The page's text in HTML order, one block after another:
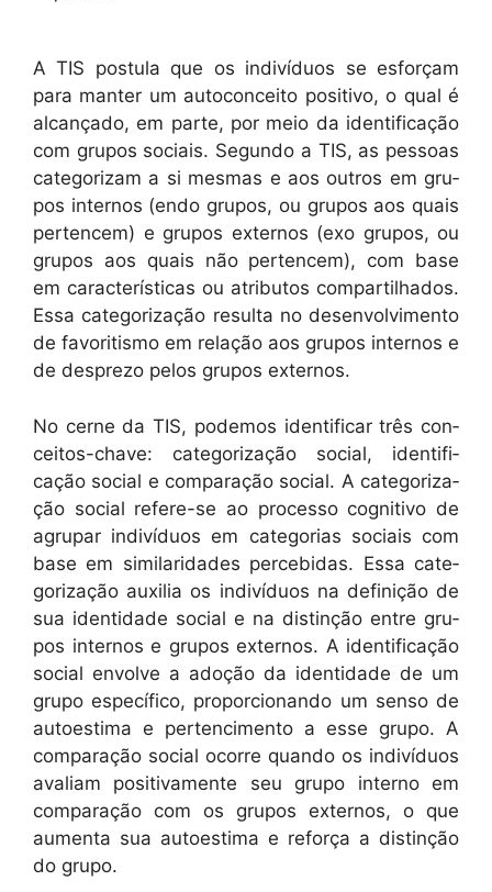
A TIS pos­tu­la que os indi­ví­du­os se esforçam
para man­ter um auto­con­ceito pos­i­ti­vo, o qual é
alcança­do, em parte, por meio da iden­ti­fi­cação
com gru­pos soci­ais. Segun­do a TIS, as pes­soas
cat­e­go­rizam a si mes­mas e aos out­ros em gru­
pos inter­nos (endo gru­pos, ou gru­pos aos quais
per­tencem) e gru­pos exter­nos (exo gru­pos, ou
gru­pos aos quais não per­tencem), com base
em car­ac­terís­ti­cas ou atrib­u­tos com­par­til­ha­dos.
Essa cat­e­go­riza­ção resul­ta no desen­volvi­men­to
de favoritismo em relação aos gru­pos inter­nos e
de despre­zo pelos gru­pos externos.
No cerne da TIS, podemos iden­ti­ficar três con­
ceitos-chave: cat­e­go­riza­ção social, iden­ti­fi­
cação social e com­para­ção social. A cat­e­go­riza­
ção social ref­ere-se ao proces­so cog­ni­ti­vo de
agru­par indi­ví­du­os em cat­e­go­rias soci­ais com
base em sim­i­lar­i­dades perce­bidas. Essa cat­e­
go­riza­ção aux­il­ia os indi­ví­du­os na definição de
sua iden­ti­dade social e na dis­tinção entre gru­
pos inter­nos e gru­pos exter­nos. A iden­ti­fi­cação
social envolve a adoção da iden­ti­dade de um
grupo especí­fi­co, pro­por­cio­nan­do um sen­so de
autoes­ti­ma e per­tenci­men­to a esse grupo. A
com­para­ção social ocorre quan­do os indi­ví­du­os
avaliam pos­i­ti­va­mente seu grupo inter­no em
com­para­ção com os gru­pos exter­nos, o que
aumen­ta sua autoes­ti­ma e reforça a dis­tinção
do grupo.